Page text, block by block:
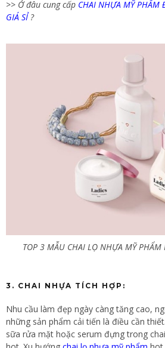
>> Ở đâu cung cấp CHAI NHỰA MỸ PHẨM
GIÁ SỈ?
TOP 3 MẪU CHAI LỌ NHỰA MỸ
3. CHAI NHỰA TÍCH HỢP:
Nhu cầu làm đẹp ngày càng tăng cao,
những sản phẩm cải tiến là điều cần
sữa rửa mặt hoặc serum đựng trong